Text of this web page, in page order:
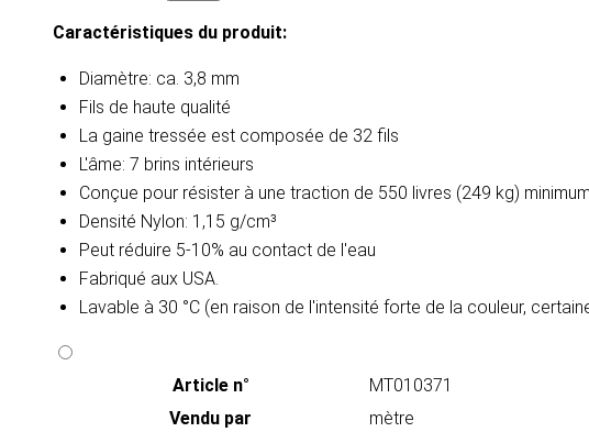
Caractéristiques du produit:
Diamètre: ca. 3,8 mm
Fils de haute qualité
La gaine tressée est composée de 32 fils
L'âme: 7 brins intérieurs
Conçue pour résister à une traction de 550 livres (249 kg) minimum
Densité Nylon: 1,15 g/cm³
Peut réduire 5-10% au contact de l'eau
Fabriqué aux USA.
Lavable à 30 °C (en raison de l'intensité forte de la couleur,
Article n°
MT010371
Vendu par
mètre